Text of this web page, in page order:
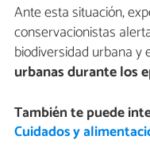
Ante esta situación,
conservacionistas
biodiversidad urbana y
urbanasdurante los
También te puede
Cuidados y